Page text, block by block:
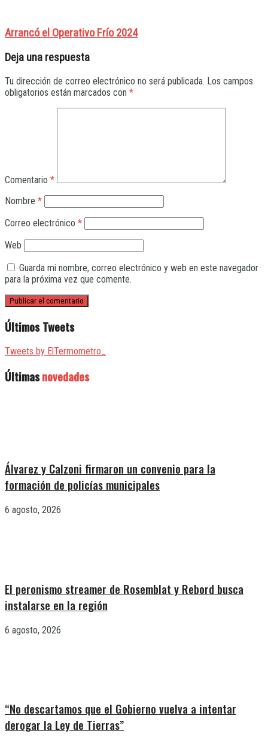
Arrancó el Operativo Frío 2024
Deja una respuesta
Tu dirección de correo electrónico no será publicada. Los campos
obligatorios están marcados con *
Comentario *
Nombre *
Correo electrónico *
Web
Guarda mi nombre, correo electrónico y web en este navegador
para la próxima vez que comente.
Últimos Tweets
Tweets by ElTermometro_
Últimasnovedades
Álvarez y Calzoni firmaron un convenio para la
formación de policías municipales
6 agosto, 2026
El peronismo streamer de Rosemblat y Rebord busca
instalarse en la región
6 agosto, 2026
“No descartamos que el Gobierno vuelva a intentar
derogar la Ley de Tierras”